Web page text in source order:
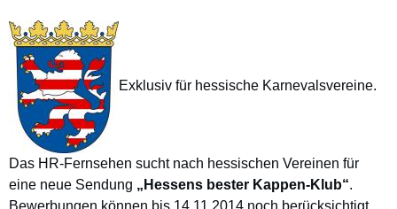
Exklusiv für hessische Karnevalsvereine.
Das HR-Fernsehen sucht nach hessischen Vereinen für
eine neue Sendung „Hessens bester Kappen-Klub“.
Bewerbungen können bis 14.11.2014 noch berücksichtigt